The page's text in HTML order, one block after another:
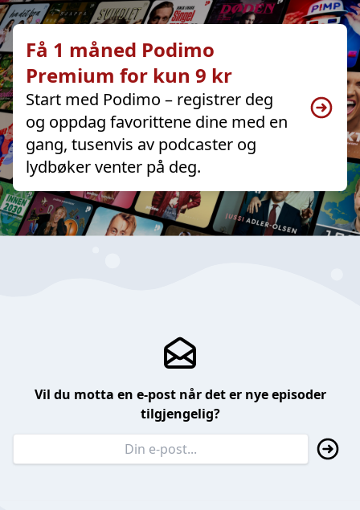
Få 1 måned Podimo
Premium for kun 9 kr
Start med Podimo – registrer deg
og oppdag favorittene dine med en
gang, tusenvis av podcaster og
lydbøker venter på deg.
Vil du motta en e-post når det er nye episoder
tilgjengelig?